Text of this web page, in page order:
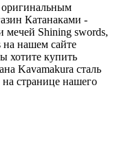
оригинальным
Катанаками -
мечей Shining swords,
на нашем сайте
хотите купить
Kavamakura сталь
на странице нашего